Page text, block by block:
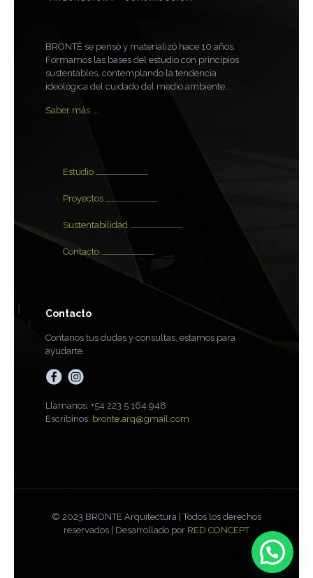
BRONTË se pensó y materializó hace 10 años.
Formamos las bases del estudio con principios
sustentables, contemplando la tendencia
ideológica del cuidado del medio ambiente...
Saber más ...
Estudio
Proyectos
Sustentabilidad
Contacto
Contacto
Contanos tus dudas y consultas, estamos para
ayudarte.
Llamanos: +54 223 5 164 948
Escribinos: bronte.arq@gmail.com
© 2023 BRONTE Arquitectura | Todos los derechos
reservados | Desarrollado por RED CONCEPT